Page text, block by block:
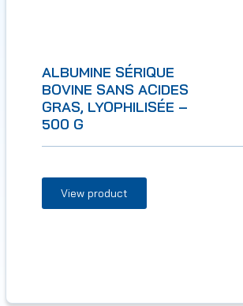
ALBUMINE SÉRIQUE
BOVINE SANS ACIDES
GRAS, LYOPHILISÉE –
500 G
View product